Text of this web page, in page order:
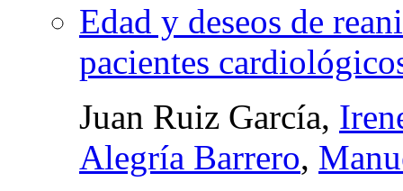
Edad y deseos de
pacientes
Juan Ruiz García,
Alegría Barrero,